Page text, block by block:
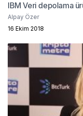
IBM Veri depolama
Alpay Özer
16 Ekim 2018